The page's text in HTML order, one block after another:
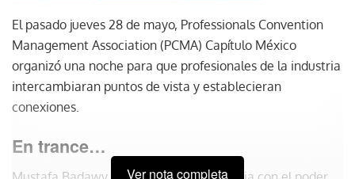
El pasado jueves 28 de mayo, Professionals Convention
Management Association (PCMA) Capítulo México
organizó una noche para que profesionales de la industria
intercambiaran puntos de vista y establecieran
conexiones.
En trance…
Ver nota completa